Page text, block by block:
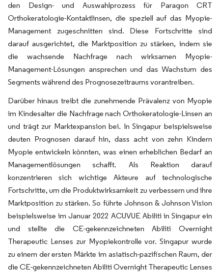
den Design- und Auswahlprozess für Paragon CRT
Orthokeratologie-Kontaktlinsen, die speziell auf das Myopie-
Management zugeschnitten sind. Diese Fortschritte sind
darauf ausgerichtet, die Marktposition zu stärken, indem sie
die wachsende Nachfrage nach wirksamen Myopie-
Management-Lösungen ansprechen und das Wachstum des
Segments während des Prognosezeitraums vorantreiben.
Darüber hinaus treibt die zunehmende Prävalenz von Myopie
im Kindesalter die Nachfrage nach Orthokeratologie-Linsen an
und trägt zur Marktexpansion bei. In Singapur beispielsweise
deuten Prognosen darauf hin, dass acht von zehn Kindern
Myopie entwickeln könnten, was einen erheblichen Bedarf an
Managementlösungen schafft. Als Reaktion darauf
konzentrieren sich wichtige Akteure auf technologische
Fortschritte, um die Produktwirksamkeit zu verbessern und ihre
Marktposition zu stärken. So führte Johnson & Johnson Vision
beispielsweise im Januar 2022 ACUVUE Abiliti in Singapur ein
und stellte die CE-gekennzeichneten Abiliti Overnight
Therapeutic Lenses zur Myopiekontrolle vor. Singapur wurde
zu einem der ersten Märkte im asiatisch-pazifischen Raum, der
die CE-gekennzeichneten Abiliti Overnight Therapeutic Lenses